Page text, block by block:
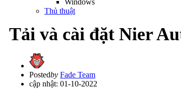
Windows
Thủ thuật
Tải và cài đặt Nier
Postedby Fade Team
cập nhật: 01-10-2022